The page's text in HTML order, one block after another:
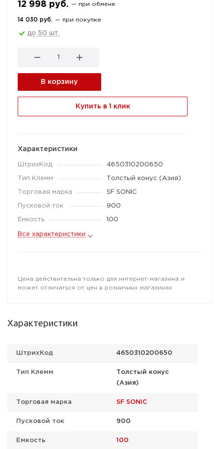
12 998 руб. — при обмене
14 030 руб. — при покупке
до 50 шт.
В корзину
Купить в 1 клик
Характеристики
ШтрихКод 4650310200650
Тип Клемм Толстый конус (Азия)
Торговая марка SF SONIC
Пусковой ток 900
Емкость 100
Все характеристики
Цена действительна только для интернет-магазина и
может отличаться от цен в розничных магазинах
Характеристики
ШтрихКод 4650310200650
Тип Клемм
Толстый конус
(Азия)
Торговая марка SF SONIC
Пусковой ток 900
Емкость 100